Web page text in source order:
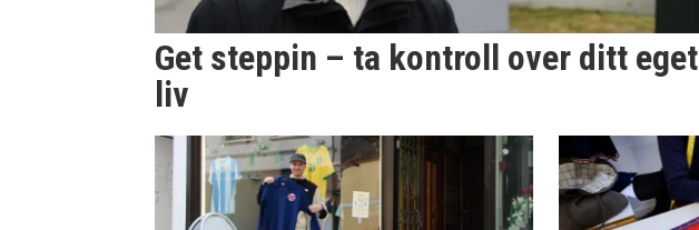
Get steppin – ta kontroll over ditt eget
liv